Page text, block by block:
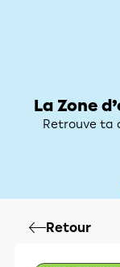
La Zone
Retrouve ta
Retour